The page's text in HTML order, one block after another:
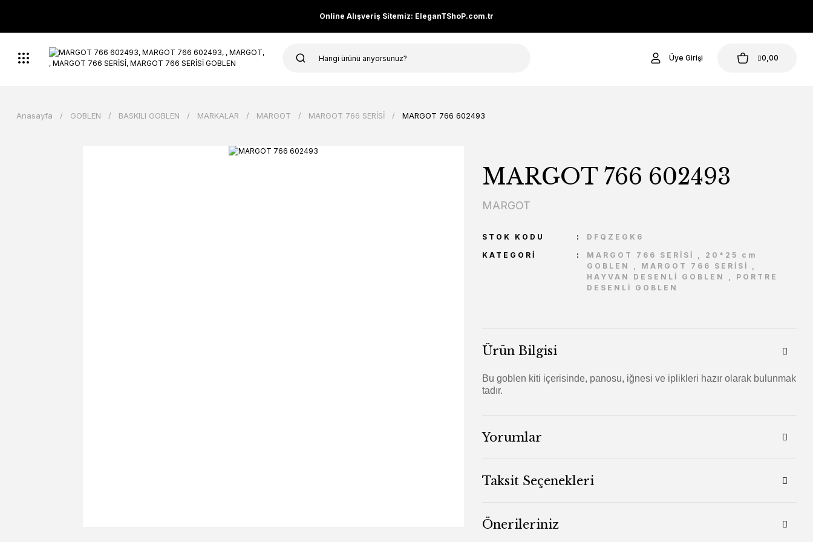
Online Alışveriş Sitemiz: EleganTShoP.com.tr
Üye Girişi 0,00
Anasayfa GOBLEN BASKILI GOBLEN MARKALAR MARGOT MARGOT 766 SERİSİ MARGOT 766 602493
MARGOT 766 602493
MARGOT
STOK KODU
DFQZEGK6
KATEGORI
MARGOT 766 SERİSİ , 20*25 cm
GOBLEN
, MARGOT 766 SERİSİ
,
HAYVAN DESENLİ GOBLEN
, PORTRE
DESENLİ GOBLEN
Ürün Bilgisi
Bu goblen kiti içerisinde, panosu, iğnesi ve iplikleri hazır olarak bulunmak
tadır.
Yorumlar
Taksit Seçenekleri
Önerileriniz